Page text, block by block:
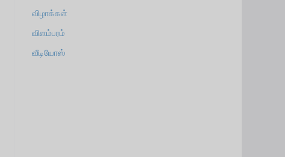
விழாக்கள்
விளம்பரம்
வீடியோஸ்